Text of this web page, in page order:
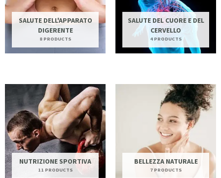
SALUTE DELL'APPARATO
DIGERENTE
8 PRODUCTS
SALUTE DEL CUORE E DEL
CERVELLO
4 PRODUCTS
NUTRIZIONE SPORTIVA
11 PRODUCTS
BELLEZZA NATURALE
7 PRODUCTS